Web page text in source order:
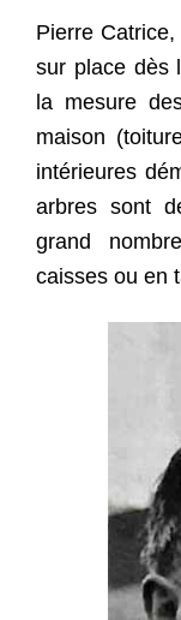
Pierre
sur place dès
la mesure
maison
intérieures
arbres sont
grand
caisses ou en